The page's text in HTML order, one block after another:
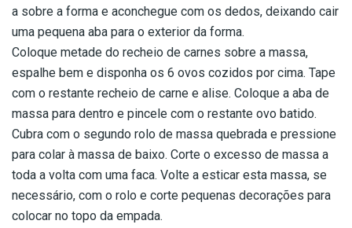
a sobre a forma e aconchegue com os dedos, deixando cair
uma pequena aba para o exterior da forma.
Coloque metade do recheio de carnes sobre a massa,
espalhe bem e disponha os 6 ovos cozidos por cima. Tape
com o restante recheio de carne e alise. Coloque a aba de
massa para dentro e pincele com o restante ovo batido.
Cubra com o segundo rolo de massa quebrada e pressione
para colar à massa de baixo. Corte o excesso de massa a
toda a volta com uma faca. Volte a esticar esta massa, se
necessário, com o rolo e corte pequenas decorações para
colocar no topo da empada.